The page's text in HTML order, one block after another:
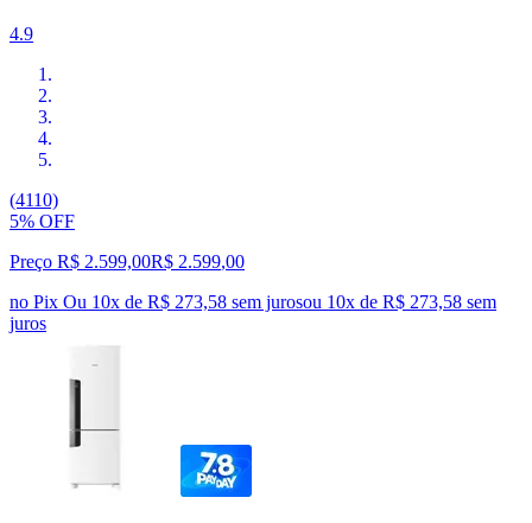
4.9
(4110)
5% OFF
Preço R$ 2.599,00R$ 2.599,00
no Pix Ou 10x de R$ 273,58 sem jurosou 10x de R$ 273,58 sem
juros